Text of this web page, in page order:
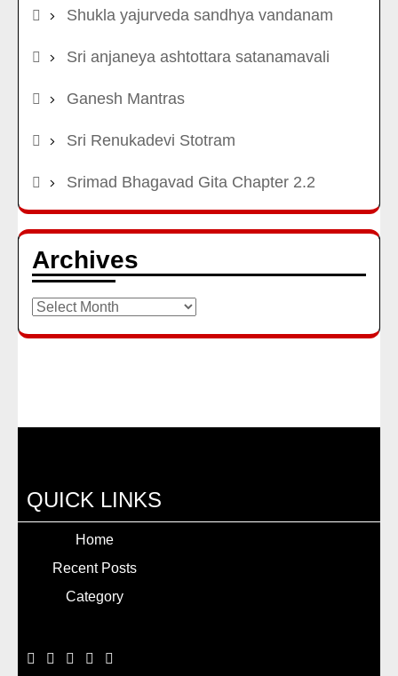
Shukla yajurveda sandhya vandanam
Sri anjaneya ashtottara satanamavali
Ganesh Mantras
Sri Renukadevi Stotram
Srimad Bhagavad Gita Chapter 2.2
Archives
Archives
QUICK LINKS
Home
Recent Posts
Category